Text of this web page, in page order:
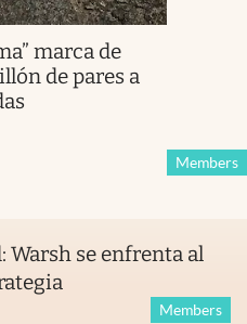
marca de
de pares a
Members
Warsh se enfrenta al
Members